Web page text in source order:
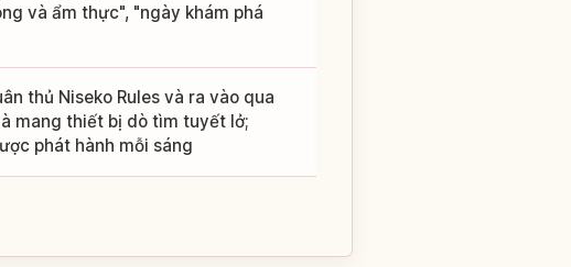
và ẩm thực", "ngày khám phá
thủ Niseko Rules và ra vào qua
mang thiết bị dò tìm tuyết lở;
phát hành mỗi sáng